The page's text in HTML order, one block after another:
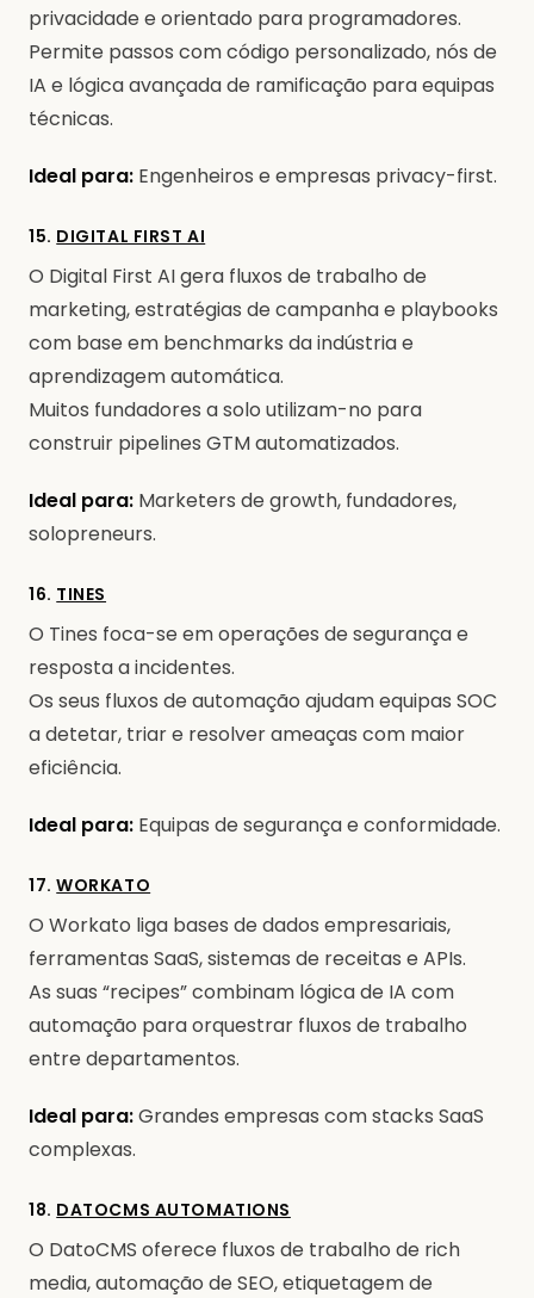
privacidade e orientado para programadores.
Permite passos com código personalizado, nós de
IA e lógica avançada de ramificação para equipas
técnicas.
Ideal para: Engenheiros e empresas privacy-first.
15. DIGITAL FIRST AI
O Digital First AI gera fluxos de trabalho de
marketing, estratégias de campanha e playbooks
com base em benchmarks da indústria e
aprendizagem automática.
Muitos fundadores a solo utilizam-no para
construir pipelines GTM automatizados.
Ideal para: Marketers de growth, fundadores,
solopreneurs.
16. TINES
O Tines foca-se em operações de segurança e
resposta a incidentes.
Os seus fluxos de automação ajudam equipas SOC
a detetar, triar e resolver ameaças com maior
eficiência.
Ideal para: Equipas de segurança e conformidade.
17.WORKATO
O Workato liga bases de dados empresariais,
ferramentas SaaS, sistemas de receitas e APIs.
As suas “recipes” combinam lógica de IA com
automação para orquestrar fluxos de trabalho
entre departamentos.
Ideal para:Grandes empresas com stacks SaaS
complexas.
18. DATOCMS AUTOMATIONS
O DatoCMS oferece fluxos de trabalho de rich
media, automação de SEO, etiquetagem de